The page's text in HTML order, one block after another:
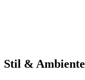
Stil & Ambiente